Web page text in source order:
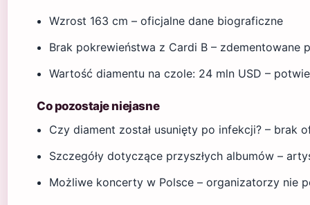
Wzrost 163 cm – oficjalne dane biograficzne
Brak pokrewieństwa z Cardi B – zdementowane
Wartość diamentu na czole: 24 mln USD –
Co pozostaje niejasne
Czy diament został usunięty po infekcji? – brak
Szczegóły dotyczące przyszłych albumów –
Możliwe koncerty w Polsce – organizatorzy nie